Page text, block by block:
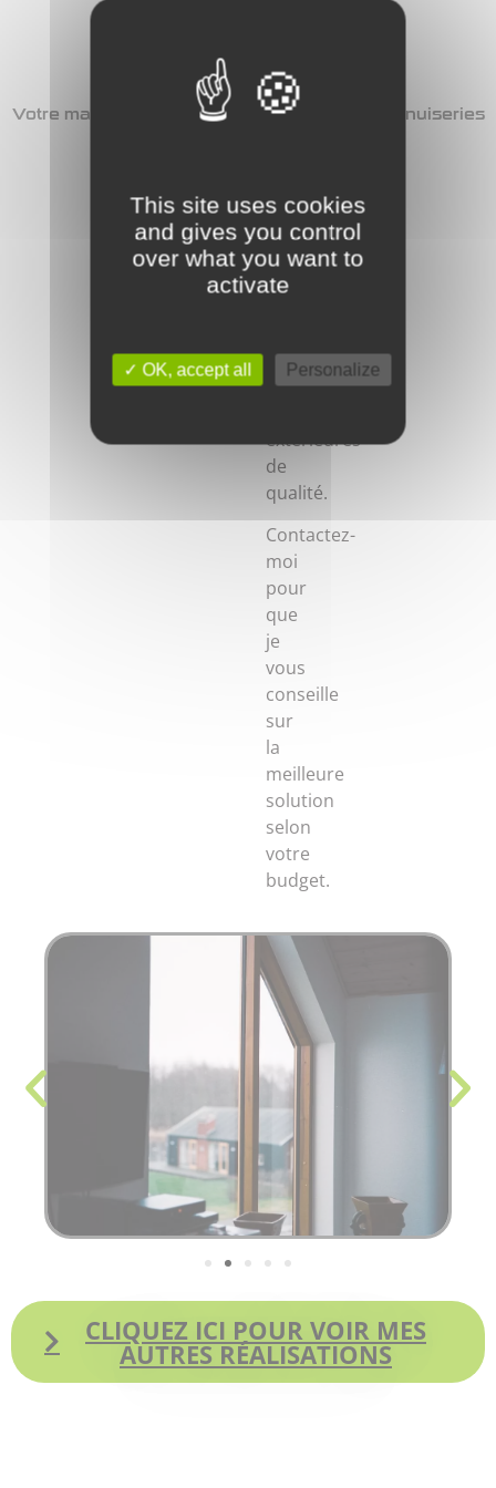
Votre maison est-elle bien isolée avec vos menuiseries
pouvez
faire
des
économies
avec
des
extérieures
de
qualité.
Contactez-
moi
pour
que
je
vous
conseille
sur
la
meilleure
solution
selon
votre
budget.
CLIQUEZ ICI POUR VOIR MES
AUTRES RÉALISATIONS
This site uses cookies
and gives you control
over what you want to
activate
OK, accept all Personalize